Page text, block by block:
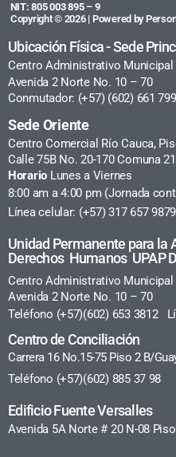
NIT: 805 003 895 – 9
Copyright © 2026 | Powered by
Ubicación Física - Sede
Centro Administrativo
Avenida 2 Norte No. 10 – 70
Conmutador: (+57) (602) 661
Sede Oriente
Centro Comercial Río Cauca,
Calle 75B No. 20-170 Comuna
Horario Lunes a Viernes
8:00 am a 4:00 pm (Jornada
Línea celular: (+57) 317 657 9879
Unidad Permanente para la
Derechos Humanos UPAP
Centro Administrativo
Avenida 2 Norte No. 10 – 70
Teléfono (+57)(602) 653 3812
Centro de Conciliación
Carrera 16 No.15-75 Piso 2 B/
Teléfono (+57)(602) 885 37 98
Edificio Fuente Versalles
Avenida 5A Norte # 20 N-08